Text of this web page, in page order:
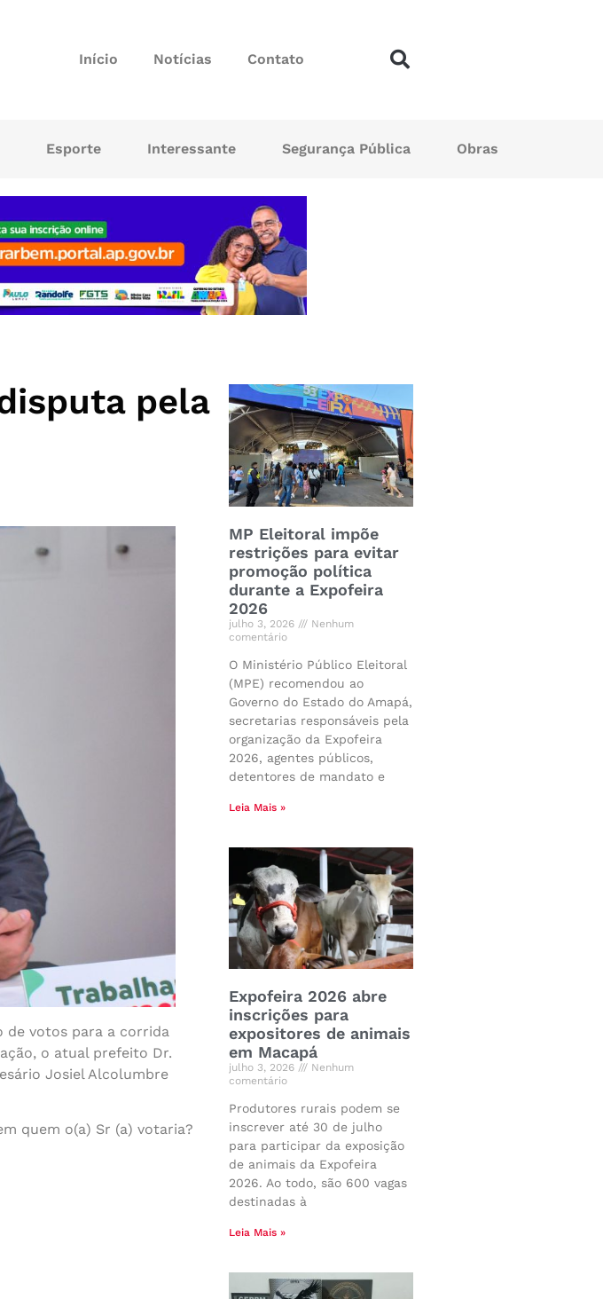
Início Notícias Contato
Esporte Interessante Segurança Pública Obras
pela
de votos para a corrida
o atual prefeito Dr.
Josiel Alcolumbre
quem o(a) Sr (a) votaria?
MP Eleitoral impõe
restrições para evitar
promoção política
durante a Expofeira
2026
julho 3, 2026
Nenhum
comentário
O Ministério Público Eleitoral
(MPE) recomendou ao
Governo do Estado do Amapá,
secretarias responsáveis pela
organização da Expofeira
2026, agentes públicos,
detentores de mandato e
Leia Mais »
Expofeira 2026 abre
inscrições para
expositores de animais
em Macapá
julho 3, 2026
Nenhum
comentário
Produtores rurais podem se
inscrever até 30 de julho
para participar da exposição
de animais da Expofeira
2026. Ao todo, são 600 vagas
destinadas à
Leia Mais »